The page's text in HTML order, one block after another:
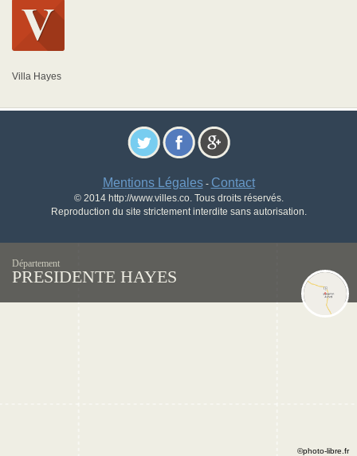
Villa Hayes
Mentions Légales- Contact
© 2014 http://www.villes.co. Tous droits réservés.
Reproduction du site strictement interdite sans autorisation.
Département
PRESIDENTE HAYES
©photo-libre.fr